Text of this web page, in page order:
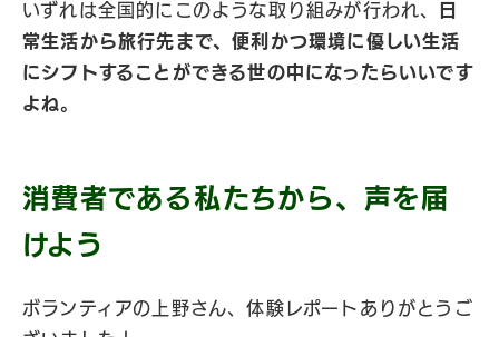
いずれは全国的にこのような取り組みが行われ、
日
常生活から旅行先まで、便利かつ環境に優しい生活
にシフトすることができる世の中になったらいいです
よね。
消費者である私たちから、声を届
けよう
ボランティアの上野さん、体験レポートありがとうご